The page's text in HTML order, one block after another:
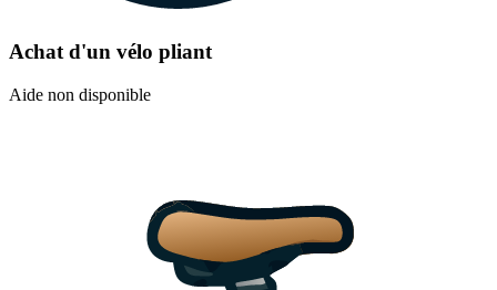
Achat d'un vélo pliant
Aide non disponible